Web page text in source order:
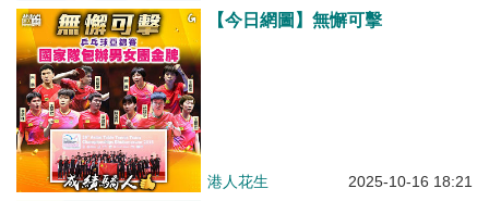
【今日網圖】無懈可擊
港人花生 2025-10-16 18:21